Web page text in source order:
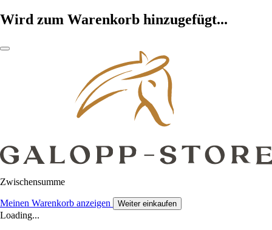
Wird zum Warenkorb hinzugefügt...
Zwischensumme
Meinen Warenkorb anzeigen Weiter einkaufen
Loading...